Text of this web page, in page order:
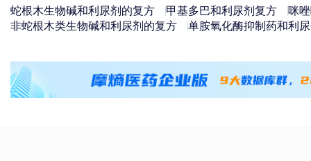
蛇根木生物碱和利尿剂的复方 甲基多巴和利尿剂复方
咪
非蛇根木类生物碱和利尿剂的复方
单胺氧化酶抑制药和利